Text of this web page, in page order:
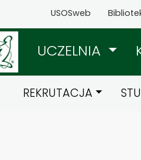
USOSweb
UCZELNIA
REKRUTACJA